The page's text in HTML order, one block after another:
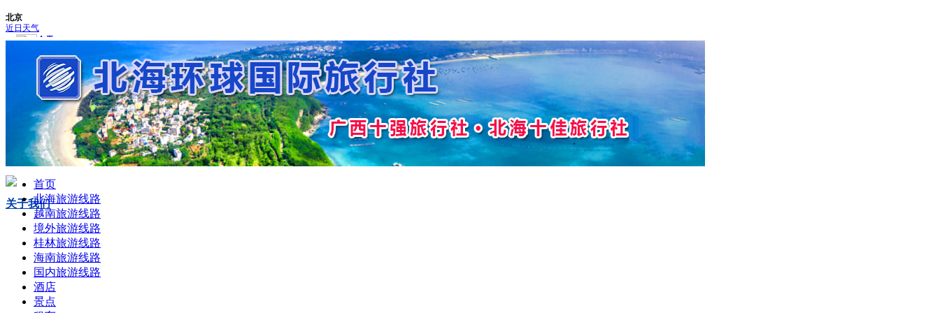
0779-3082807 手机版
手机扫描以上二维码
加微信
关于我们
首页
北海旅游线路
越南旅游线路
境外旅游线路
桂林旅游线路
海南旅游线路
国内旅游线路
酒店
景点